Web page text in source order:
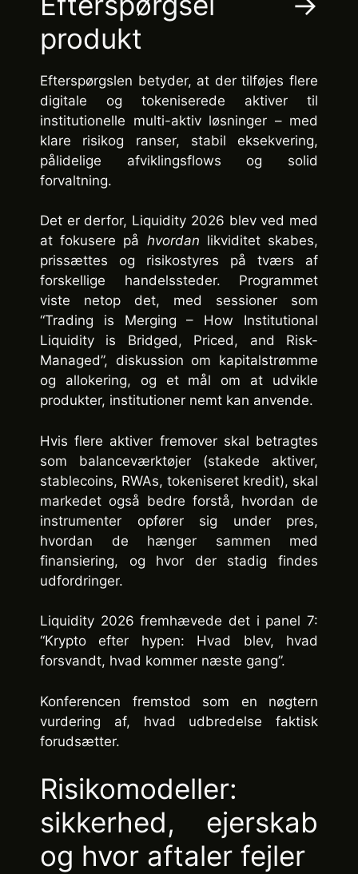
produkt
Efterspørgslen betyder, at der tilføjes flere
digitale og tokeniserede aktiver til
institutionelle multi-aktiv løsninger – med
klare risikog ranser, stabil eksekvering,
pålidelige afviklingsflows og solid
forvaltning.
Det er derfor, Liquidity 2026 blev ved med
at fokusere på hvordan likviditet skabes,
prissættes og risikostyres på tværs af
forskellige handelssteder. Programmet
viste netop det, med sessioner som
“Trading is Merging – How Institutional
Liquidity is Bridged, Priced, and Risk-
Managed”, diskussion om kapitalstrømme
og allokering, og et mål om at udvikle
produkter, institutioner nemt kan anvende.
Hvis flere aktiver fremover skal betragtes
som balanceværktøjer (stakede aktiver,
stablecoins, RWAs, tokeniseret kredit), skal
markedet også bedre forstå, hvordan de
instrumenter opfører sig under pres,
hvordan de hænger sammen med
finansiering, og hvor der stadig findes
udfordringer.
Liquidity 2026 fremhævede det i panel 7:
“Krypto efter hypen: Hvad blev, hvad
forsvandt, hvad kommer næste gang”.
Konferencen fremstod som en nøgtern
vurdering af, hvad udbredelse faktisk
forudsætter.
Risikomodeller:
sikkerhed, ejerskab
og hvor aftaler fejler